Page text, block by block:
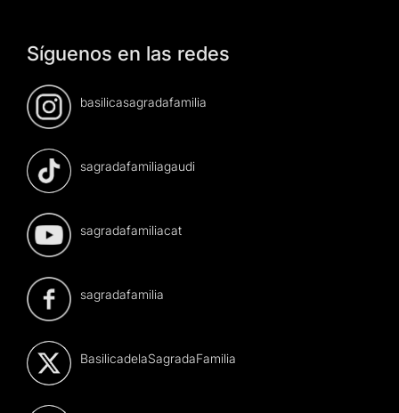
Síguenos en las redes
basilicasagradafamilia
sagradafamiliagaudi
sagradafamiliacat
sagradafamilia
BasilicadelaSagradaFamilia